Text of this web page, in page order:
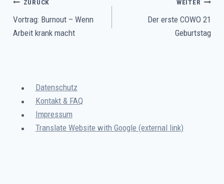
Beitragsnavigation
ZURÜCK
Vortrag: Burnout – Wenn
Arbeit krank macht
WEITER
Der erste COWO 21
Geburtstag
Datenschutz
Kontakt & FAQ
Impressum
Translate Website with Google (external link)